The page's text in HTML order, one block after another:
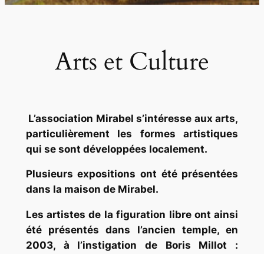
Arts et Culture
L’association Mirabel s’intéresse aux arts,
particulièrement les formes artistiques
qui se sont développées localement.
Plusieurs expositions ont été présentées
dans la maison de Mirabel.
Les artistes de la figuration libre ont ainsi
été présentés dans l’ancien temple, en
2003, à l’instigation de Boris Millot :